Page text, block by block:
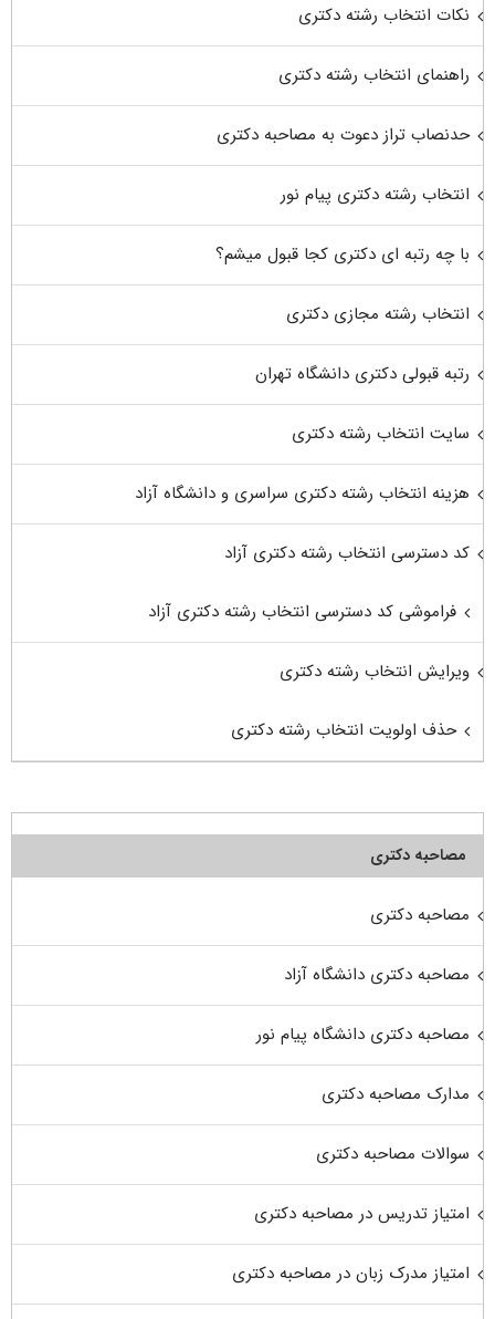
نکات انتخاب رشته دکتری
راهنمای انتخاب رشته دکتری
حدنصاب تراز دعوت به مصاحبه دکتری
انتخاب رشته دکتری پیام نور
با چه رتبه ای دکتری کجا قبول میشم؟
انتخاب رشته مجازی دکتری
رتبه قبولی دکتری دانشگاه تهران
سایت انتخاب رشته دکتری
هزینه انتخاب رشته دکتری سراسری و دانشگاه آزاد
کد دسترسی انتخاب رشته دکتری آزاد
فراموشی کد دسترسی انتخاب رشته دکتری آزاد
ویرایش انتخاب رشته دکتری
حذف اولویت انتخاب رشته دکتری
مصاحبه دکتری
مصاحبه دکتری
مصاحبه دکتری دانشگاه آزاد
مصاحبه دکتری دانشگاه پیام نور
مدارک مصاحبه دکتری
سوالات مصاحبه دکتری
امتیاز تدریس در مصاحبه دکتری
امتیاز مدرک زبان در مصاحبه دکتری